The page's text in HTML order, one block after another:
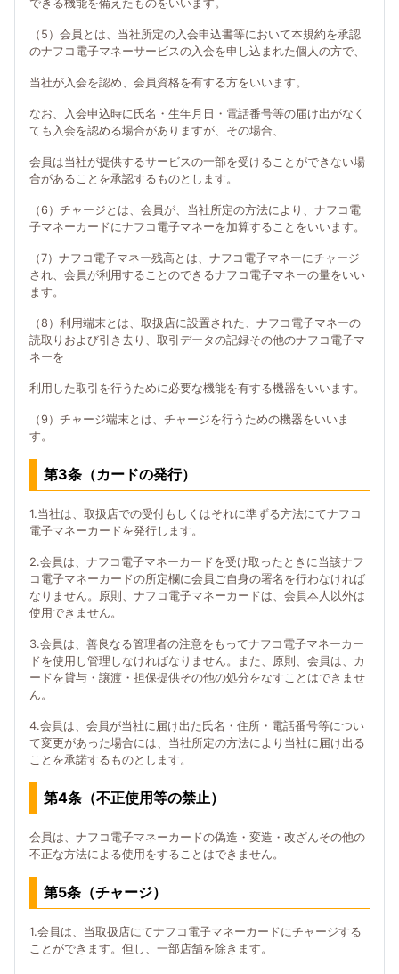
できる機能を備えたものをいいます。
（5）会員とは、当社所定の入会申込書等において本規約を承認
のナフコ電子マネーサービスの入会を申し込まれた個人の方で、
当社が入会を認め、会員資格を有する方をいいます。
なお、入会申込時に氏名・生年月日・電話番号等の届け出がなく
ても入会を認める場合がありますが、その場合、
会員は当社が提供するサービスの一部を受けることができない場
合があることを承認するものとします。
（6）チャージとは、会員が、当社所定の方法により、ナフコ電
子マネーカードにナフコ電子マネーを加算することをいいます。
（7）ナフコ電子マネー残高とは、ナフコ電子マネーにチャージ
され、会員が利用することのできるナフコ電子マネーの量をいい
ます。
（8）利用端末とは、取扱店に設置された、ナフコ電子マネーの
読取りおよび引き去り、取引データの記録その他のナフコ電子マ
ネーを
利用した取引を行うために必要な機能を有する機器をいいます。
（9）チャージ端末とは、チャージを行うための機器をいいま
す。
第3条（カードの発行）
1.当社は、取扱店での受付もしくはそれに準ずる方法にてナフコ
電子マネーカードを発行します。
2.会員は、ナフコ電子マネーカードを受け取ったときに当該ナフ
コ電子マネーカードの所定欄に会員ご自身の署名を行わなければ
なりません。原則、ナフコ電子マネーカードは、会員本人以外は
使用できません。
3.会員は、善良なる管理者の注意をもってナフコ電子マネーカー
ドを使用し管理しなければなりません。また、原則、会員は、カ
ードを貸与・譲渡・担保提供その他の処分をなすことはできませ
ん。
4.会員は、会員が当社に届け出た氏名・住所・電話番号等につい
て変更があった場合には、当社所定の方法により当社に届け出る
ことを承諾するものとします。
第4条（不正使用等の禁止）
会員は、ナフコ電子マネーカードの偽造・変造・改ざんその他の
不正な方法による使用をすることはできません。
第5条（チャージ）
1.会員は、当取扱店にてナフコ電子マネーカードにチャージする
ことができます。但し、一部店舗を除きます。